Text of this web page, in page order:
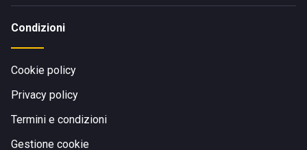
Condizioni
Cookie policy
Privacy policy
Termini e condizioni
Gestione cookie